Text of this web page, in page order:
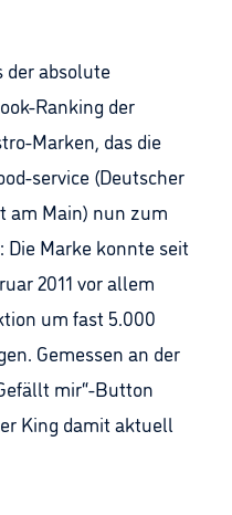
der absolute
Ranking der
Marken, das die
service (Deutscher
am Main) nun zum
Marke konnte seit
2011 vor allem
um fast 5.000
Gemessen an der
mir“-Button
King damit aktuell